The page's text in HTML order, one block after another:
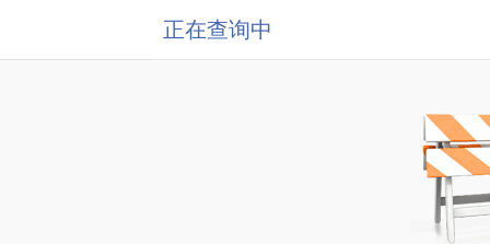
正在查询中